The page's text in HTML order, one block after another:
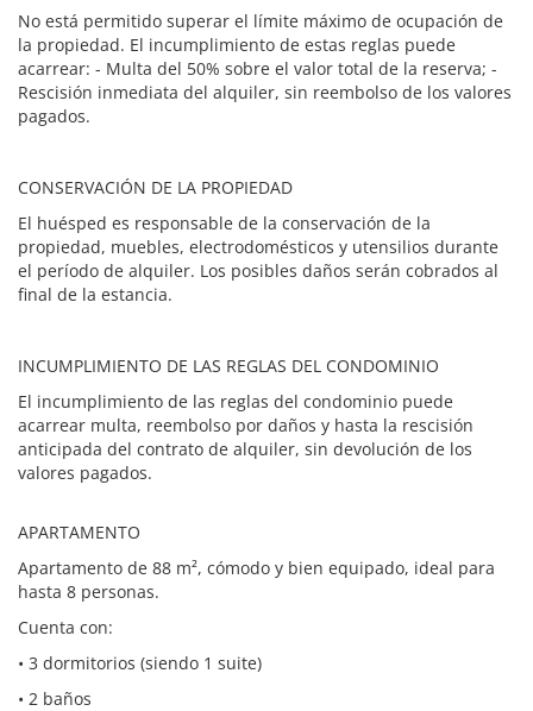
No está permitido superar el límite máximo de ocupación de
la propiedad. El incumplimiento de estas reglas puede
acarrear: - Multa del 50% sobre el valor total de la reserva; -
Rescisión inmediata del alquiler, sin reembolso de los valores
pagados.
CONSERVACIÓN DE LA PROPIEDAD
El huésped es responsable de la conservación de la
propiedad, muebles, electrodomésticos y utensilios durante
el período de alquiler. Los posibles daños serán cobrados al
final de la estancia.
INCUMPLIMIENTO DE LAS REGLAS DEL CONDOMINIO
El incumplimiento de las reglas del condominio puede
acarrear multa, reembolso por daños y hasta la rescisión
anticipada del contrato de alquiler, sin devolución de los
valores pagados.
APARTAMENTO
Apartamento de 88 m², cómodo y bien equipado, ideal para
hasta 8 personas.
Cuenta con:
• 3 dormitorios (siendo 1 suite)
• 2 baños